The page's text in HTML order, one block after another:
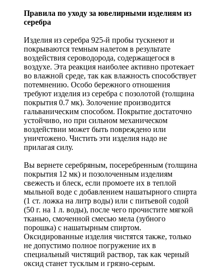
Правила по уходу за ювелирными изделиям из
серебра
Изделия из серебра 925-й пробы тускнеют и
покрываются темным налетом в результате
воздействия сероводорода, содержащегося в
воздухе. Эта реакция наиболее активно протекает
во влажной среде, так как влажность способствует
потемнению. Особо бережного отношения
требуют изделия из серебра с позолотой (толщина
покрытия 0.7 мк). Золочение производится
гальваническим способом. Покрытие достаточно
устойчиво, но при сильном механическом
воздействии может быть повреждено или
уничтожено. Чистить эти изделия надо не
прилагая силу.
Вы вернете серебряным, посеребренным (толщина
покрытия 12 мк) и позолоченным изделиям
свежесть и блеск, если промоете их в теплой
мыльной воде с добавлением нашатырного спирта
(1 ст. ложка на литр воды) или с питьевой содой
(50 г. на 1 л. воды), после чего прочистите мягкой
тканью, смоченной смесью мела (зубного
порошка) с нашатырным спиртом.
Оксидированные изделия чистятся также, только
не допустимо полное погружение их в
специальный чистящий раствор, так как черный
оксид станет тусклым и грязно-серым.